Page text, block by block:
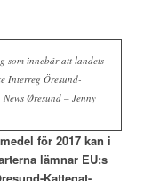
som innebär att landets
Interreg Öresund-
Øresund – Jenny
för 2017 kan i
lämnar EU:s